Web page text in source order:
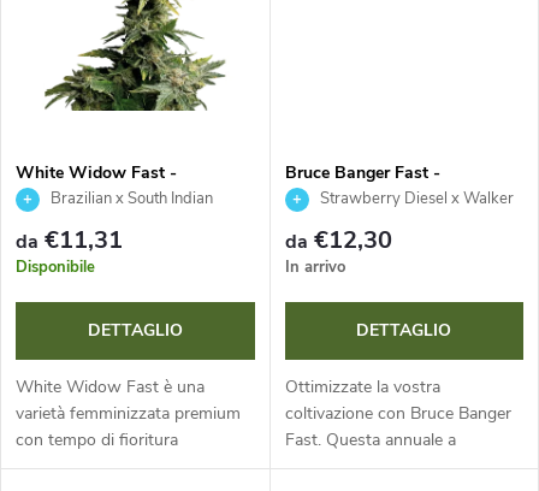
r
o
d
t
t
t
t
i
White Widow Fast -
Seedsman
Brazilian x South Indian
da €11,31
Disponibile
DETTAGLIO
White Widow Fast è una
varietà femminizzata premium
con tempo di fioritura
accelerato, ideale per una
Bruce Banger Fast -
Seedsman
Strawberry Diesel x Walker
da €12,30
In arrivo
DETTAGLIO
Ottimizzate la vostra
coltivazione con Bruce Banger
Fast. Questa annuale a
dominanza sativa si distingue